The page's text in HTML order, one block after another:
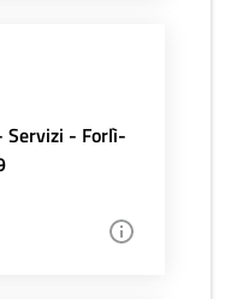
Servizi - Forlì-